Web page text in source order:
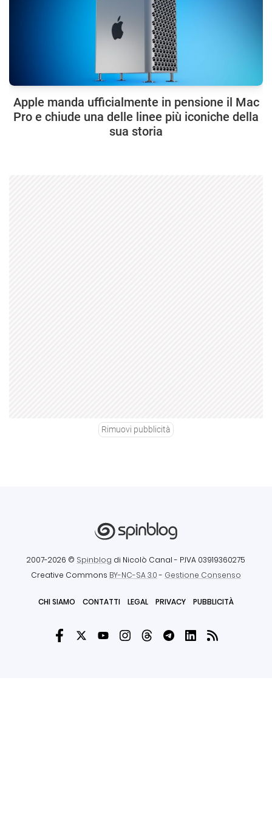
Apple manda ufficialmente in pensione il Mac
Pro e chiude una delle linee più iconiche della
sua storia
Rimuovi pubblicità
2007-2026 © Spinblog di Nicolò Canal - P.IVA 03919360275
Creative Commons BY-NC-SA 3.0- Gestione Consenso
CHI SIAMO CONTATTI LEGAL PRIVACY PUBBLICITÀ